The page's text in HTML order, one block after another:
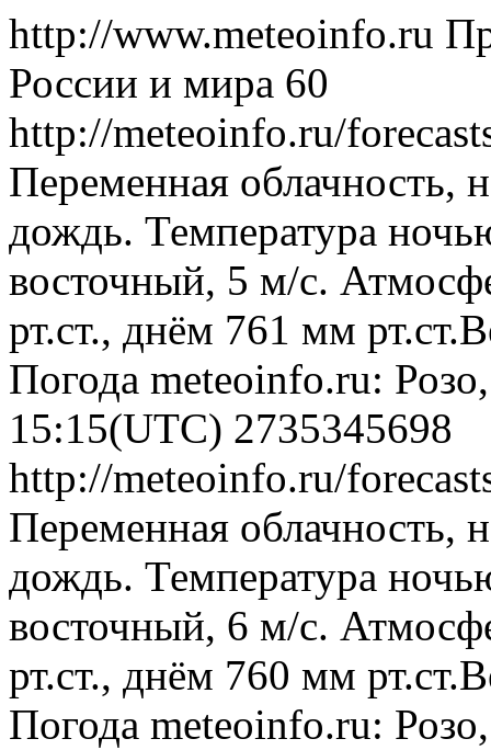
http://www.meteoinfo.ru
России и мира 60
http://meteoinfo.ru/
Переменная облачность,
дождь. Температура
восточный, 5 м/с.
рт.ст., днём 761 мм
Погода meteoinfo.ru:
15:15(UTC) 2735345698
http://meteoinfo.ru/
Переменная облачность,
дождь. Температура
восточный, 6 м/с.
рт.ст., днём 760 мм
Погода meteoinfo.ru: